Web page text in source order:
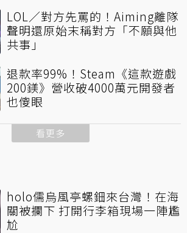
LOL／對方先罵的！Aiming離隊
聲明還原始末稱對方「不願與他
共事」
退款率99%！Steam《這款遊戲
200鎂》營收破4000萬元開發者
也傻眼
看更多
holo儒烏風亭螺鈿來台灣！在海
關被攔下 打開行李箱現場一陣尷
尬